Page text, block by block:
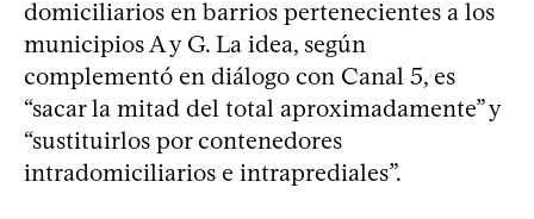
domiciliarios en barrios pertenecientes a los
municipios A y G. La idea, según
complementó en diálogo con Canal 5, es
“sacar la mitad del total aproximadamente” y
“sustituirlos por contenedores
intradomiciliarios e intraprediales”.